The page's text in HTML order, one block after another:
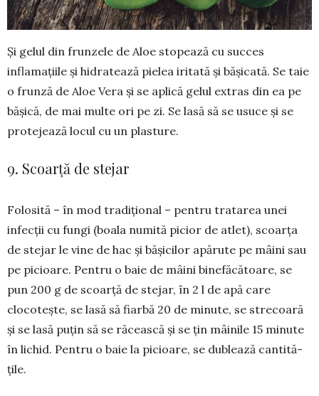
Și gelul din frunzele de Aloe stopează cu succes
inflamațiile și hidratează pielea iritată și băși­cată. Se taie
o frunză de Aloe Vera și se aplică gelul extras din ea pe
bășică, de mai multe ori pe zi. Se lasă să se usuce și se
protejează locul cu un plasture.
9. Scoarță de stejar
Folosită – în mod tradițional – pentru tratarea unei
infecții cu fungi (boala numită picior de atlet), scoarța
de stejar le vine de hac și bășicilor apă­rute pe mâini sau
pe picioare. Pentru o baie de mâini bi­nefăcătoare, se
pun 200 g de scoarță de ste­jar, în 2 l de apă care
clocotește, se lasă să fiarbă 20 de minute, se strecoară
și se lasă puțin să se răcească și se țin mâi­ni­le 15 minute
în lichid. Pen­tru o baie la pi­­cioare, se du­­blează can­ti­tă­
țile.